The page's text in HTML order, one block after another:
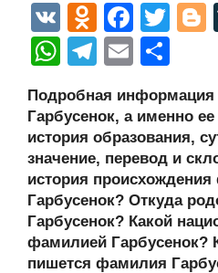
V
K
O
d
n
o
kl
a
ss
ni
ki
F
a
c
e
b
o
o
k
T
er
W
at
s
A
p
p
T
e
gr
a
m
E
ail р
а
в
и
ть
Подробная
Гарбусенок, а именно
история образования,
значение, перевод и
история
Гарбусенок? Откуда
Гарбусенок? Какой
фамилией Гарбусенок?
пишется фамилия